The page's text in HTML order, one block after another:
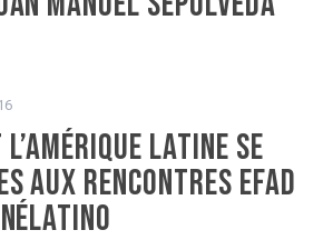
l’Amérique latine se
aux rencontres EFAD